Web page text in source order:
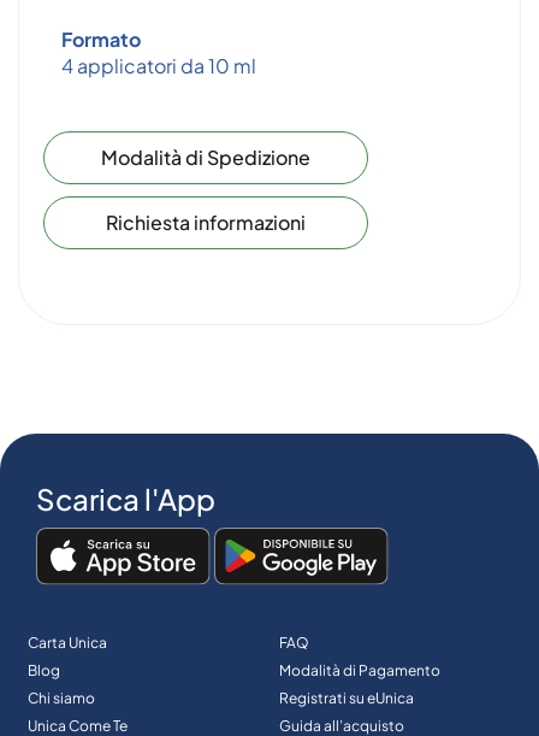
Formato
4 applicatori da 10 ml
Modalità di Spedizione
Richiesta informazioni
Scarica l'App
Carta Unica
Blog
Chi siamo
Unica Come Te
FAQ
Modalità di Pagamento
Registrati su eUnica
Guida all’acquisto